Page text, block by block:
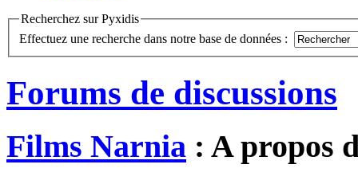
Recherchez sur Pyxidis
Effectuez une recherche dans notre base de données :
Forums de discussions
Films Narnia : A propos